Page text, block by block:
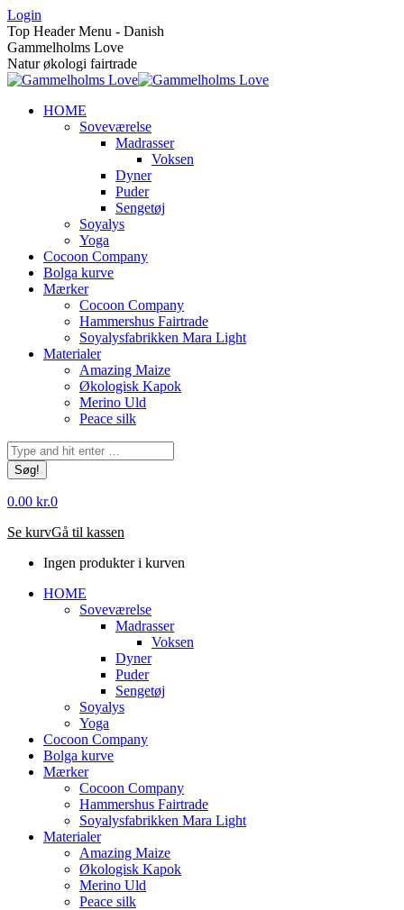
Skip
to
content
Login
Top Header Menu - Danish
Gammelholms Love
Natur økologi fairtrade
HOME
Soveværelse
Madrasser
Voksen
Dyner
Puder
Sengetøj
Soyalys
Yoga
Cocoon Company
Bolga kurve
Mærker
Cocoon Company
Hammershus Fairtrade
Soyalysfabrikken Mara Light
Materialer
Amazing Maize
Økologisk Kapok
Merino Uld
Peace silk
Søg:
0.00 kr.0
Se kurvGå til kassen
Ingen produkter i kurven
HOME
Soveværelse
Madrasser
Voksen
Dyner
Puder
Sengetøj
Soyalys
Yoga
Cocoon Company
Bolga kurve
Mærker
Cocoon Company
Hammershus Fairtrade
Soyalysfabrikken Mara Light
Materialer
Amazing Maize
Økologisk Kapok
Merino Uld
Peace silk